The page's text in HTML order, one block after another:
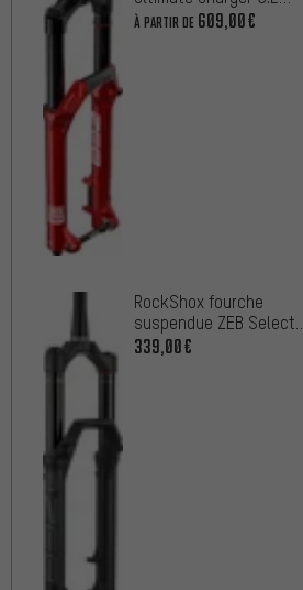
RC2 Boost 29"
À PARTIR DE 609,00€
RockShox fourche
suspendue ZEB Select+
RC2 A3 DebonAir+ Boost
339,00€